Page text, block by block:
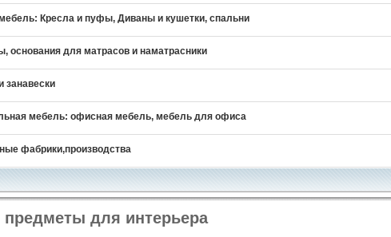
Кресла и пуфы, Диваны и кушетки, спальни
основания для матрасов и наматрасники
занавески
мебель: офисная мебель, мебель для офиса
фабрики,производства
для интерьера